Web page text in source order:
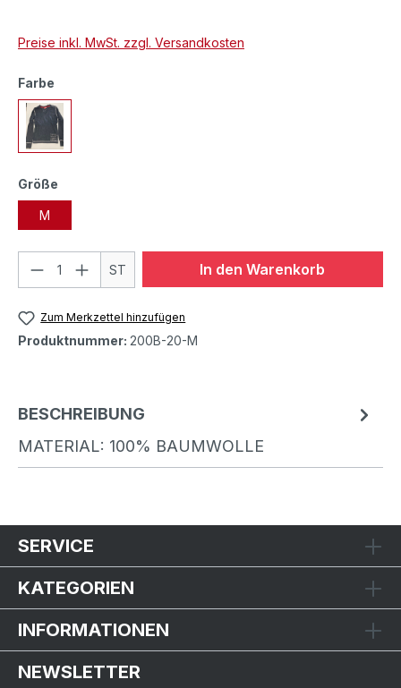
Preise inkl. MwSt. zzgl. Versandkosten
Farbe
Größe
M
ST In den Warenkorb
Zum Merkzettel hinzufügen
Produktnummer: 200B-20-M
BESCHREIBUNG
MATERIAL: 100% BAUMWOLLE
SERVICE
KATEGORIEN
INFORMATIONEN
NEWSLETTER